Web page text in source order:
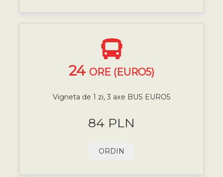
24 ORE (EURO5)
Vigneta de 1 zi, 3 axe BUS EURO5
84 PLN
ORDIN